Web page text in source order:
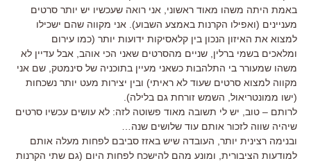
באמת היתה משהו מאוד ראשוני, אני רואה שעכשיו יש יותר סרטים
מעניינים (ואפילו הקרנות באמצע השבוע). אני מקווה שהם ישכילו
למצוא את האיזון הנכון בין קלאסיקות ידועות יותר (כמו עירום
ומלאכים בשמי ברלין, שניים מהסרטים שאני הכי אוהב, אבל עדיין לא
משהו שמעורר בי התלהבות כשאני מעיין בתוכניה של סינמטק, שם אני
מקווה למצוא סרטים שעוד לא ראיתי) ובין יצירות מעט יותר נשכחות
(ישו ממונטריאול, השמש זורחת גם בלילה).
לרותם – טוב, יש לי תשובה מאוד פשוטה לזה: לא עושים עכשיו סרטים
שיהיה שווה לזכור אותם עוד שלושים שנה…
ובנימה רצינית יותר, העובדה שיש באזז סביבם לפחות מעלה אותם
למודעות הציבורית, ומונע מהם להישכח לפחות היום (גם שתי הקרנות